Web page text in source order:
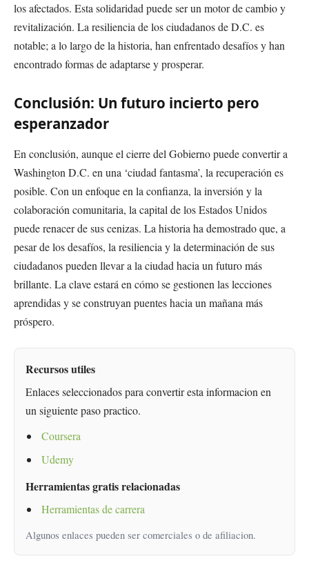
los afectados. Esta solidaridad puede ser un motor de cambio y
revitalización. La resiliencia de los ciudadanos de D.C. es
notable; a lo largo de la historia, han enfrentado desafíos y han
encontrado formas de adaptarse y prosperar.
Conclusión: Un futuro incierto pero
esperanzador
En conclusión, aunque el cierre del Gobierno puede convertir a
Washington D.C. en una ‘ciudad fantasma’, la recuperación es
posible. Con un enfoque en la confianza, la inversión y la
colaboración comunitaria, la capital de los Estados Unidos
puede renacer de sus cenizas. La historia ha demostrado que, a
pesar de los desafíos, la resiliencia y la determinación de sus
ciudadanos pueden llevar a la ciudad hacia un futuro más
brillante. La clave estará en cómo se gestionen las lecciones
aprendidas y se construyan puentes hacia un mañana más
próspero.
Recursos utiles
Enlaces seleccionados para convertir esta informacion en
un siguiente paso practico.
Coursera
Udemy
Herramientas gratis relacionadas
Herramientas de carrera
Algunos enlaces pueden ser comerciales o de afiliacion.